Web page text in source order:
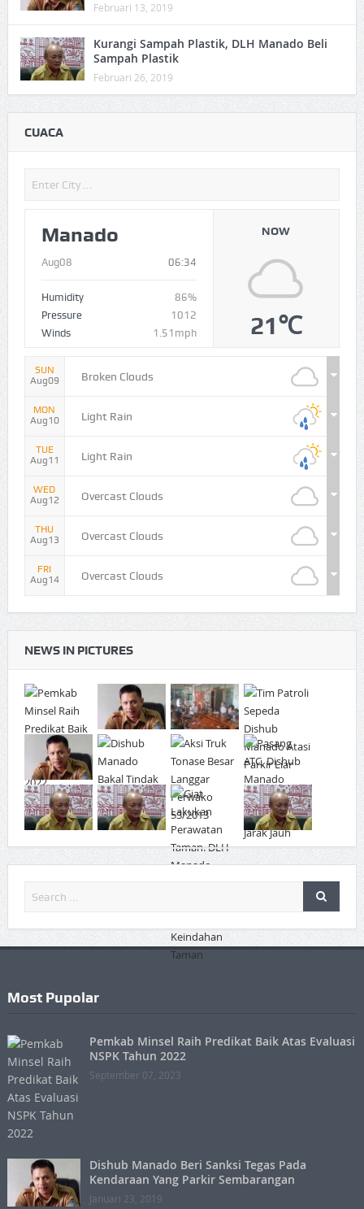
Februari 13, 2019
Kurangi Sampah Plastik, DLH Manado Beli
Sampah Plastik
Februari 26, 2019
CUACA
Manado
Aug08 06:34
Humidity
86%
Pressure
1012
Winds
1.51mph
NOW
21℃
SUN
Aug09
Broken Clouds
MON
Aug10
Light Rain
TUE
Aug11
Light Rain
WED
Aug12
Overcast Clouds
THU
Aug13
Overcast Clouds
FRI
Aug14
Overcast Clouds
NEWS IN PICTURES
Most Pupolar
Pemkab Minsel Raih Predikat Baik Atas Evaluasi
NSPK Tahun 2022
September 07, 2023
Dishub Manado Beri Sanksi Tegas Pada
Kendaraan Yang Parkir Sembarangan
Januari 23, 2019